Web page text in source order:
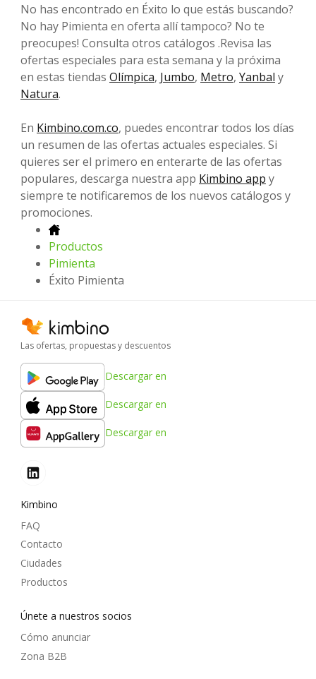
No has encontrado en Éxito lo que estás buscando?
No hay Pimienta en oferta allí tampoco? No te
preocupes! Consulta otros catálogos .Revisa las
ofertas especiales para esta semana y la próxima
en estas tiendas Olímpica, Jumbo, Metro, Yanbal y
Natura.
En Kimbino.com.co, puedes encontrar todos los días
un resumen de las ofertas actuales especiales. Si
quieres ser el primero en enterarte de las ofertas
populares, descarga nuestra app Kimbino app y
siempre te notificaremos de los nuevos catálogos y
promociones.
Productos
Pimienta
Éxito Pimienta
Las ofertas, propuestas y descuentos
Descargar en
Descargar en
Descargar en
Kimbino
FAQ
Contacto
Ciudades
Productos
Únete a nuestros socios
Cómo anunciar
Zona B2B